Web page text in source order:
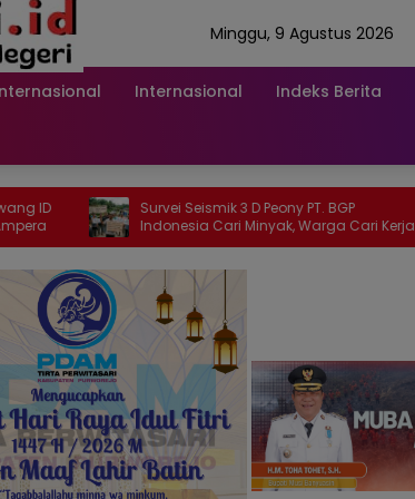
Minggu, 9 Agustus 2026
Internasional Indeks Berita
Survei Seismik 3 D Peony PT. BGP
Indonesia Cari Minyak, Warga Cari Kerja
Tidak Dapat